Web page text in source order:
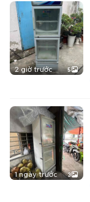
2 giờ trước 5
1 ngày trước 3